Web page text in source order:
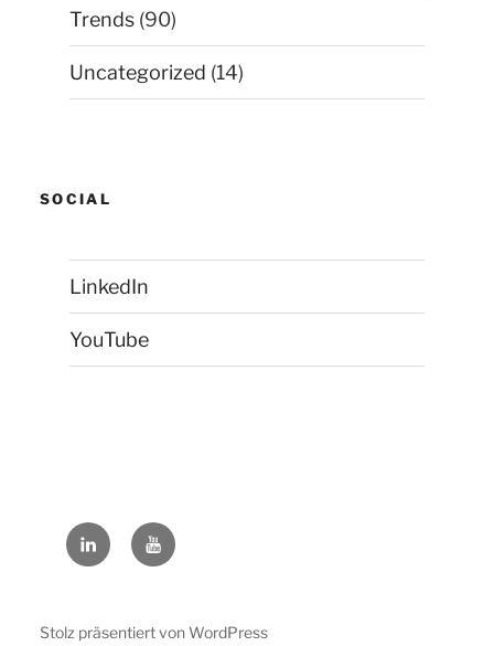
Trends (90)
Uncategorized (14)
SOCIAL
LinkedIn
YouTube
LinkedInYouTube
Stolz präsentiert von WordPress